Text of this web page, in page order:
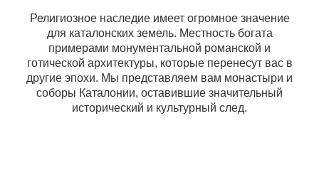
Религиозное наследие имеет огромное значение
для каталонских земель. Местность богата
примерами монументальной романской и
готической архитектуры, которые перенесут вас в
другие эпохи. Мы представляем вам монастыри и
соборы Каталонии, оставившие значительный
исторический и культурный след.